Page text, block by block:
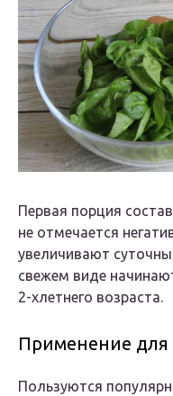
Первая порция
не отмечается
увеличивают
свежем виде
2-хлетнего возраста.
Применение для
Пользуются